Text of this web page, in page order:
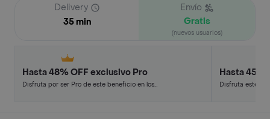
Delivery
35 min
Envío
Gratis
(nuevos usuarios)
Hasta 48% OFF exclusivo Pro
Disfruta por ser Pro de este beneficio en los
Hasta 45%
Disfruta este